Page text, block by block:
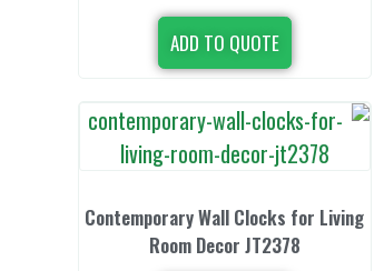
ADD TO QUOTE
Contemporary Wall Clocks for Living
Room Decor JT2378